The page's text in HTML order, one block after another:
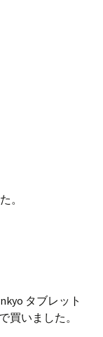
。
タブレット
買いました。